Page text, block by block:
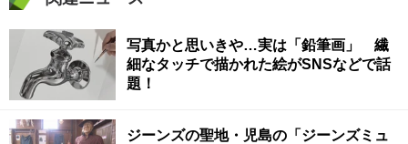
写真かと思いきや…実は「鉛筆画」 繊
細なタッチで描かれた絵がSNSなどで話
題！
ジーンズの聖地・児島の「ジーンズミュ